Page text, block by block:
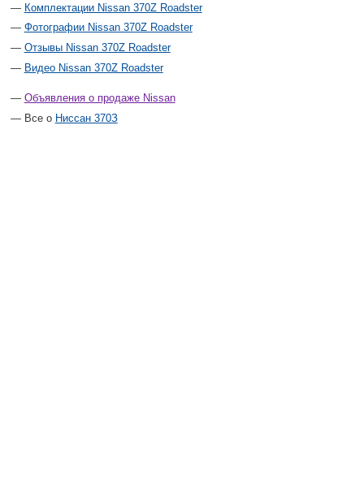
Комплектации Nissan 370Z Roadster
Фотографии Nissan 370Z Roadster
Отзывы Nissan 370Z Roadster
Видео Nissan 370Z Roadster
Объявления о продаже Nissan
Все о Ниссан 370З